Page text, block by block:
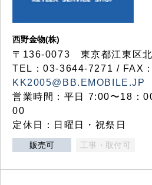
西野金物(株)
〒136-0073 東京都江東区
TEL：03‐3644‐7271 / FAX
KK2005@BB.EMOBILE.JP
営業時間：平日 7:00〜18：
00
定休日：日曜日・祝祭日
販売可 工事・取付可